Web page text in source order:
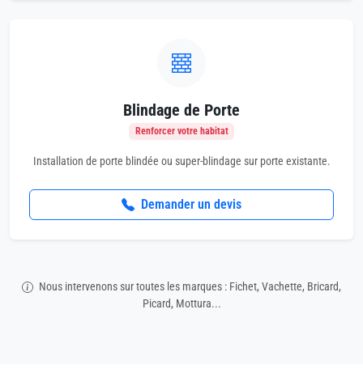
Blindage de Porte
Renforcer votre habitat
Installation de porte blindée ou super-blindage sur porte existante.
Demander un devis
Nous intervenons sur toutes les marques : Fichet, Vachette, Bricard,
Picard, Mottura...